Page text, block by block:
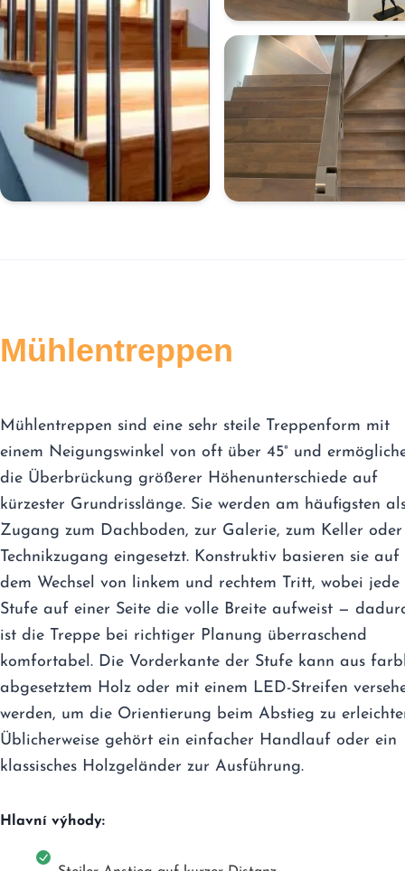
Mühlentreppen
Mühlentreppen sind eine sehr steile Treppenform mit
einem Neigungswinkel von oft über 45° und
die Überbrückung größerer Höhenunterschiede auf
kürzester Grundrisslänge. Sie werden am häufigsten
Zugang zum Dachboden, zur Galerie, zum Keller
Technikzugang eingesetzt. Konstruktiv basieren sie auf
dem Wechsel von linkem und rechtem Tritt, wobei jede
Stufe auf einer Seite die volle Breite aufweist —
ist die Treppe bei richtiger Planung überraschend
komfortabel. Die Vorderkante der Stufe kann aus
abgesetztem Holz oder mit einem LED-Streifen
werden, um die Orientierung beim Abstieg zu
Üblicherweise gehört ein einfacher Handlauf oder ein
klassisches Holzgeländer zur Ausführung.
Hlavní výhody: